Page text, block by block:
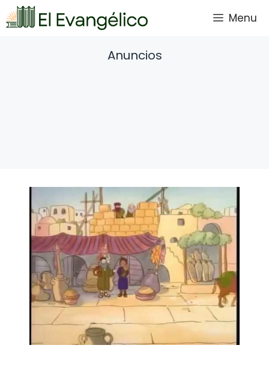
Saltar
al
Menu
Anuncios